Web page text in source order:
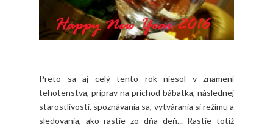
Preto sa aj celý tento rok niesol v znamení
tehotenstva, príprav na príchod bábätka, následnej
starostlivosti, spoznávania sa, vytvárania si režimu a
sledovania, ako rastie zo dňa deň... Rastie totiž